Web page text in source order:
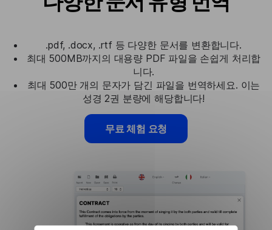
.pdf, .docx, .rtf 등 다양한 문서를 변환합니다.
최대 500MB까지의 대용량 PDF 파일을 손쉽게 처리합
니다.
최대 500만 개의 문자가 담긴 파일을 번역하세요. 이는
성경 2권 분량에 해당합니다!
무료 체험 요청